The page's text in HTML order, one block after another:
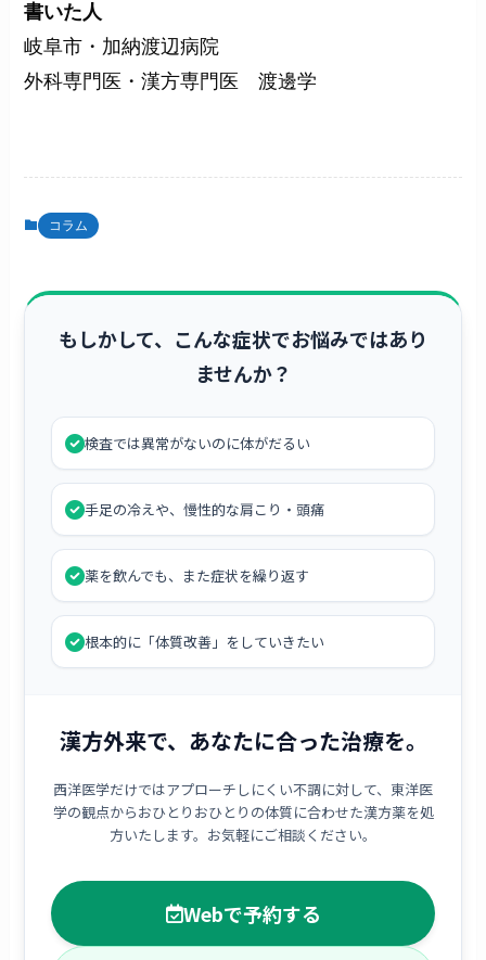
書いた人
岐阜市・加納渡辺病院
外科専門医・漢方専門医 渡邊学
コラム
もしかして、こんな症状でお悩みではあり
ませんか？
検査では異常がないのに体がだるい
手足の冷えや、慢性的な肩こり・頭痛
薬を飲んでも、また症状を繰り返す
根本的に「体質改善」をしていきたい
漢方外来で、あなたに合った治療を。
西洋医学だけではアプローチしにくい不調に対して、東洋医
学の観点からおひとりおひとりの体質に合わせた漢方薬を処
方いたします。お気軽にご相談ください。
Webで予約する